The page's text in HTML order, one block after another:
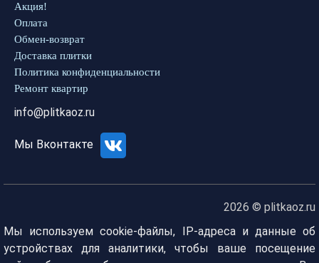
Акция!
Оплата
Обмен-возврат
Доставка плитки
Политика конфиденциальности
Ремонт квартир
info@plitkaoz.ru
Мы Вконтакте
2026 © plitkaoz.ru
Мы используем cookie-файлы, IP-адреса и данные об
устройствах для аналитики, чтобы ваше посещение